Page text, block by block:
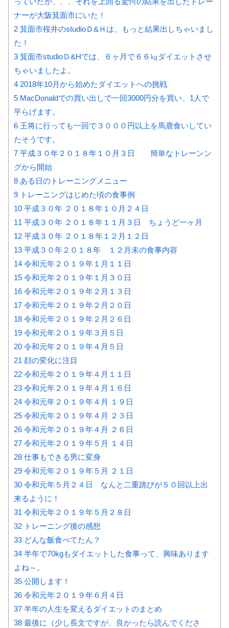
ナーが大阪箕面市にいた！
2 箕面市桜井のstudioＤ&Ｈは、もっと結果出しちゃいまし
た！
3 箕面市studioＤ&Hでは、６ヶ月で６６㎏ダイエットさせ
ちゃいましたよ。
4 2018年10月から始めたダイエットへの挑戦
5 MacDonaldでの買い出しで一回3000円分を買い、1人で
平らげます。
6 王将に行っても一回で３０００円以上を馬鹿食いしてい
たそうです。
7 平成３０年２０１８年１０月３日 簡単なトレーンン
グから開始
8 ある日のトレーニングメニュー
9 トレーニングはじめた頃の食事例
10 平成３０年 ２０１８年１０月２４日
11 平成３０年 ２０１８年１１月３日 ちょうど一ヶ月
12 平成３０年 ２０１８年１２月１２日
13 平成３０年２０１８年 １２月末の食事内容
14 令和元年２０１９年１月１１日
15 令和元年２０１９年１月３０日
16 令和元年２０１９年２月１３日
17 令和元年２０１９年２月２０日
18 令和元年２０１９年２月２６日
19 令和元年２０１９年３月５日
20 令和元年２０１９年４月５日
21 顔の変化に注目
22 令和元年２０１９年４月１１日
23 令和元年２０１９年４月１６日
24 令和元年２０１９年４月 １９日
25 令和元年２０１９年４月 ２３日
26 令和元年２０１９年４月 ２６日
27 令和元年２０１９年５月 １４日
28 仕事もできる男に変身
29 令和元年２０１９年５月 ２１日
30 令和元年５月２４日 なんと二重跳びが５０回以上出
来るように！
31 令和元年２０１９年５月２８日
32 トレーニング後の感想
33 どんな飯食べてたん？
34 半年で70kgもダイエットした食事って、興味あります
よね～。
35 公開します！
36 令和元年２０１９年６月４日
37 半年の人生を変えるダイエットのまとめ
38 最後に（少し長文ですが、良かったら読んでくださ